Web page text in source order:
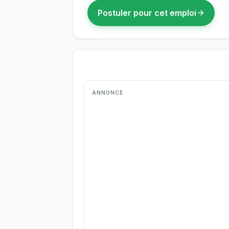
Postuler pour cet emploi